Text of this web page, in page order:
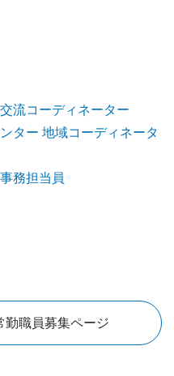
流コーディネーター
ター 地域コーディネータ
務担当員
職員募集ページ